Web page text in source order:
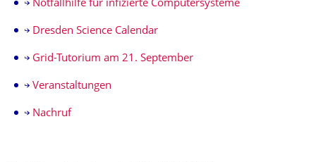
Notfallhilfe für infizierte Computersysteme
Dresden Science Calendar
Grid-Tutorium am 21. September
Veranstaltungen
Nachruf